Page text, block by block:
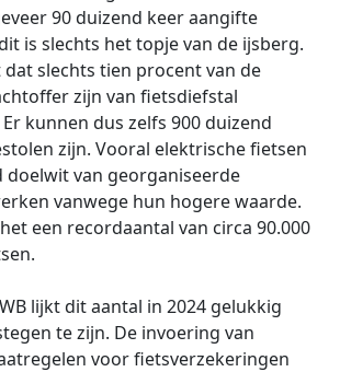
90 duizend keer aangifte
is slechts het topje van de ijsberg.
slechts tien procent van de
zijn van fietsdiefstal
kunnen dus zelfs 900 duizend
zijn. Vooral elektrische fietsen
doelwit van georganiseerde
vanwege hun hogere waarde.
een recordaantal van circa 90.000
lijkt dit aantal in 2024 gelukkig
te zijn. De invoering van
voor fietsverzekeringen